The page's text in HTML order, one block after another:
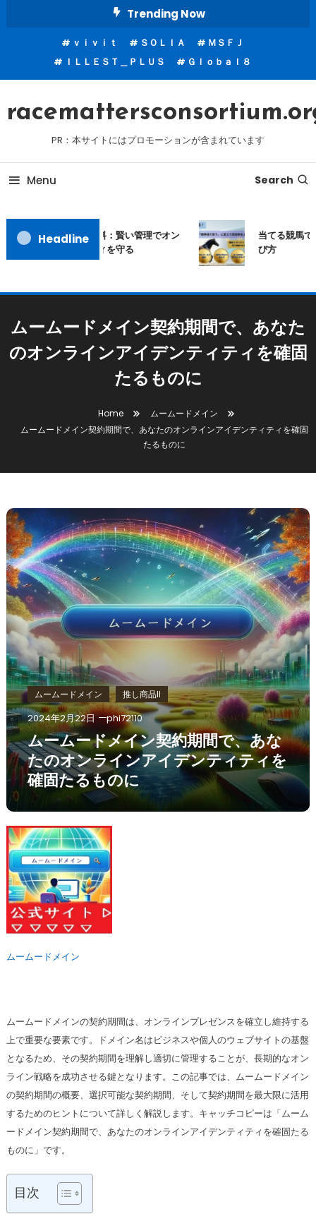
Trending Now
ｖｉｖｉｔ ＳＯＬＩＡ
ＭＳＦＪ
ＩＬＬＥＳＴ＿ＰＬＵＳ
Ｇｌｏｂａｌ８
PR：本サイトにはプロモーションが含まれています
Menu Search
Headline
ームードメイン更新料：賢い管理でオン
インアイデンティティを守る
当てる競馬で
び方
ムームードメイン契約期間で、あなた
のオンラインアイデンティティを確固
たるものに
Home
ムームードメイン
ムームードメイン契約期間で、あなたのオンラインアイデンティティを確固
たるものに
ムームードメイン 推し商品II
2024年2月22日 phi72110
ムームードメイン契約期間で、あな
たのオンラインアイデンティティを
確固たるものに
ムームードメイン
ムームードメインの契約期間は、オンラインプレゼンスを確立し維持する
上で重要な要素です。ドメイン名はビジネスや個人のウェブサイトの基盤
となるため、その契約期間を理解し適切に管理することが、長期的なオン
ライン戦略を成功させる鍵となります。この記事では、ムームードメイン
の契約期間の概要、選択可能な契約期間、そして契約期間を最大限に活用
するためのヒントについて詳しく解説します。キャッチコピーは「ムーム
ードメイン契約期間で、あなたのオンラインアイデンティティを確固たる
ものに」です。
目次